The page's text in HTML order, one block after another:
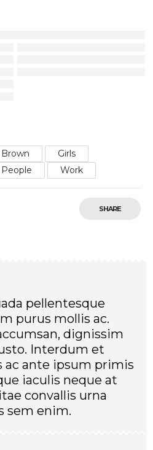
Brown
Girls
People
Work
SHARE
pellentesque
purus mollis ac.
dignissim
Interdum et
ac ante ipsum primis
iaculis neque at
convallis urna
sem enim.